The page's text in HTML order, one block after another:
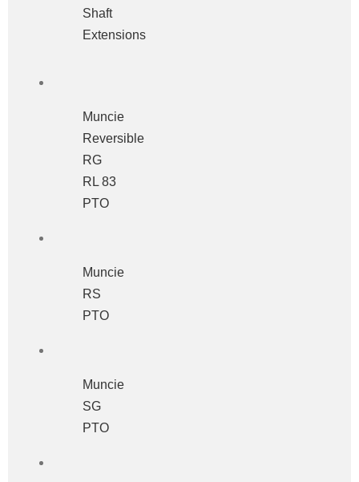
Shaft
Extensions
Muncie
Reversible
RG
RL 83
PTO
Muncie
RS
PTO
Muncie
SG
PTO